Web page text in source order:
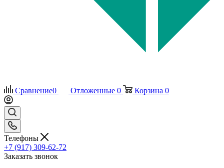
Сравнение0 Отложенные 0 Корзина 0
Телефоны
+7 (917) 309-62-72
Заказать звонок